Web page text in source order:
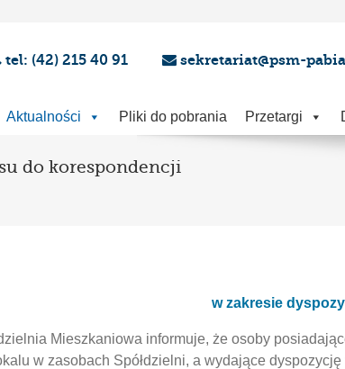
tel: (42) 215 40 91 sekretariat@psm-
Aktualności Pliki do pobrania Przetargi
do korespondencji
w zakresie
Mieszkaniowa informuje, że osoby
w zasobach Spółdzielni, a wydające